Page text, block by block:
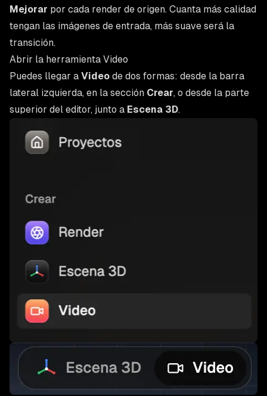
Mejorar por cada render de origen. Cuanta más calidad
tengan las imágenes de entrada, más suave será la
transición.
Abrir la herramienta Video
Puedes llegar a Video de dos formas: desde la barra
lateral izquierda, en la sección Crear, o desde la parte
superior del editor, junto a Escena 3D.